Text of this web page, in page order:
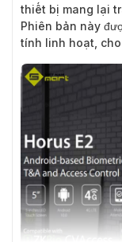
thiết bị mang lại
Phiên bản này
tính linh hoạt,